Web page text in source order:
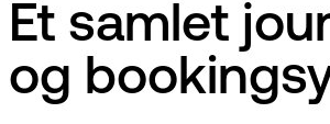
Et samlet
og